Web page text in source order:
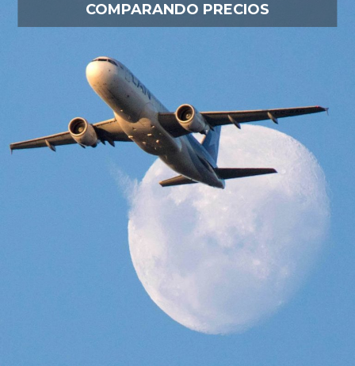
COMPARANDO PRECIOS